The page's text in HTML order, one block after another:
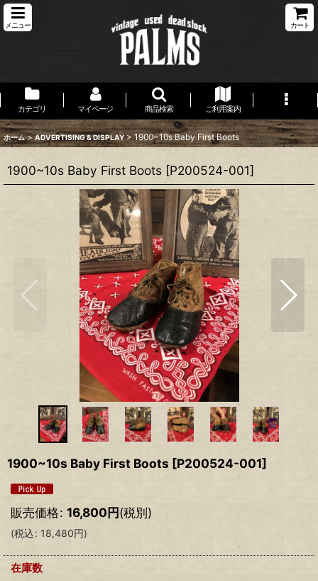
メニュー カート
カテゴリ マイページ 商品検索 ご利用案内
ホーム > ADVERTISING & DISPLAY > 1900~10s Baby First Boots
1900~10s Baby First Boots [P200524-001]
1900~10s Baby First Boots [P200524-001]
販売価格: 16,800円(税別)
(税込: 18,480円)
在庫数